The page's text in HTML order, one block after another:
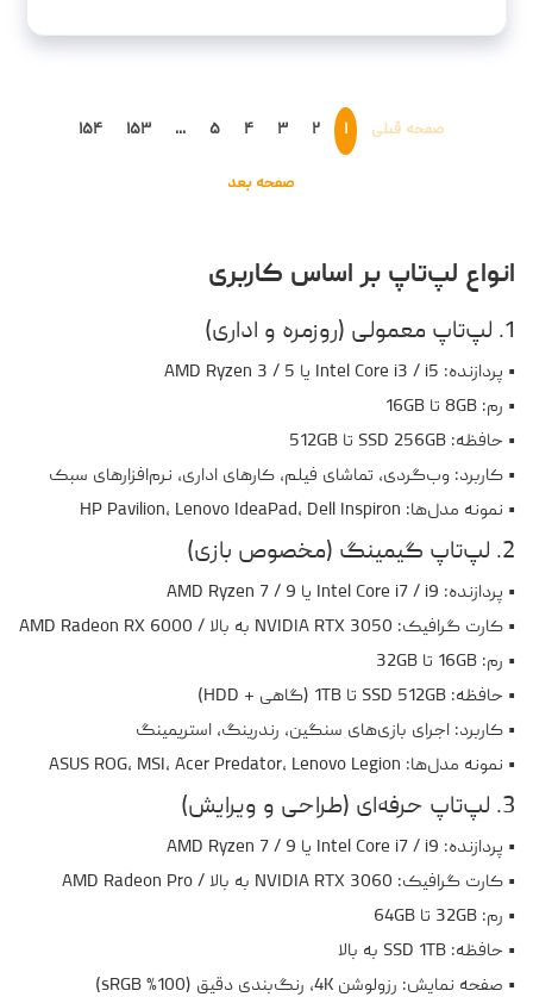
صفحه قبلی ۱ ۲ ۳ ۴ ۵ ... ۱۵۳ ۱۵۴
صفحه بعد
انواع لپ‌تاپ بر اساس کاربری
1. لپ‌تاپ معمولی (روزمره و اداری)
• پردازنده: Intel Core i3 / i5 یا AMD Ryzen 3 / 5
• رم: 8GB تا 16GB
• حافظه: SSD 256GB تا 512GB
• کاربرد: وب‌گردی، تماشای فیلم، کارهای اداری، نرم‌افزارهای سبک
• نمونه مدل‌ها: HP Pavilion، Lenovo IdeaPad، Dell Inspiron
2. لپ‌تاپ گیمینگ (مخصوص بازی)
• پردازنده: Intel Core i7 / i9 یا AMD Ryzen 7 / 9
• کارت گرافیک: NVIDIA RTX 3050 به بالا / AMD Radeon RX 6000
• رم: 16GB تا 32GB
• حافظه: SSD 512GB تا 1TB (گاهی + HDD)
• کاربرد: اجرای بازی‌های سنگین، رندرینگ، استریمینگ
• نمونه مدل‌ها: ASUS ROG، MSI، Acer Predator، Lenovo Legion
3. لپ‌تاپ حرفه‌ای (طراحی و ویرایش)
• پردازنده: Intel Core i7 / i9 یا AMD Ryzen 7 / 9
• کارت گرافیک: NVIDIA RTX 3060 به بالا / AMD Radeon Pro
• رم: 32GB تا 64GB
• حافظه: SSD 1TB به بالا
• صفحه نمایش: رزولوشن 4K، رنگ‌بندی دقیق (100% sRGB)